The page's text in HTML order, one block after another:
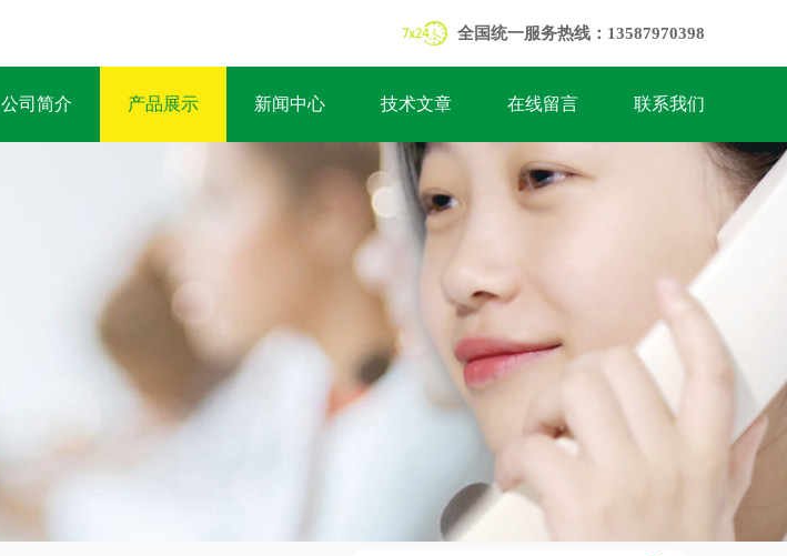
全国统一服务热线：13587970398
公司简介 产品展示 新闻中心 技术文章 在线留言 联系我们